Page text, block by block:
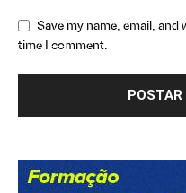
Save my name, email,
time I comment.